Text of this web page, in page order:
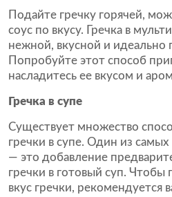
Подайте гречку горячей,
соус по вкусу. Гречка в
нежной, вкусной и идеально
Попробуйте этот способ
насладитесь ее вкусом и
Гречка в супе
Существует множество
гречки в супе. Один из
— это добавление
гречки в готовый суп. Чтобы
вкус гречки, рекомендуется